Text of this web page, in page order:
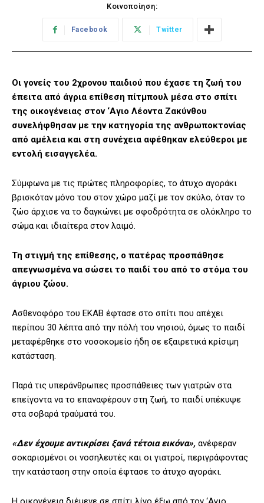
Κοινοποίηση:
Facebook Twitter
Οι γονείς του 2χρονου παιδιού που έχασε τη ζωή του
έπειτα από άγρια επίθεση πίτμπουλ μέσα στο σπίτι
της οικογένειας στον ‘Αγιο Λέοντα Ζακύνθου
συνελήφθησαν με την κατηγορία της ανθρωποκτονίας
από αμέλεια και στη συνέχεια αφέθηκαν ελεύθεροι με
εντολή εισαγγελέα.
Σύμφωνα με τις πρώτες πληροφορίες, το άτυχο αγοράκι
βρισκόταν μόνο του στον χώρο μαζί με τον σκύλο, όταν το
ζώο άρχισε να το δαγκώνει με σφοδρότητα σε ολόκληρο το
σώμα και ιδιαίτερα στον λαιμό.
Τη στιγμή της επίθεσης, ο πατέρας προσπάθησε
απεγνωσμένα να σώσει το παιδί του από το στόμα του
άγριου ζώου.
Ασθενοφόρο του ΕΚΑΒ έφτασε στο σπίτι που απέχει
περίπου 30 λέπτα από την πόλή του νησιού, όμως το παιδί
μεταφέρθηκε στο νοσοκομείο ήδη σε εξαιρετικά κρίσιμη
κατάσταση.
Παρά τις υπεράνθρωπες προσπάθειες των γιατρών στα
επείγοντα να το επαναφέρουν στη ζωή, το παιδί υπέκυψε
στα σοβαρά τραύματά του.
«Δεν έχουμε αντικρίσει ξανά τέτοια εικόνα», ανέφεραν
σοκαρισμένοι οι νοσηλευτές και οι γιατροί, περιγράφοντας
την κατάσταση στην οποία έφτασε το άτυχο αγοράκι.